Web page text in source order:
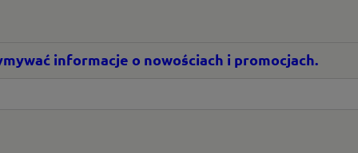
informacje o nowościach i promocjach.